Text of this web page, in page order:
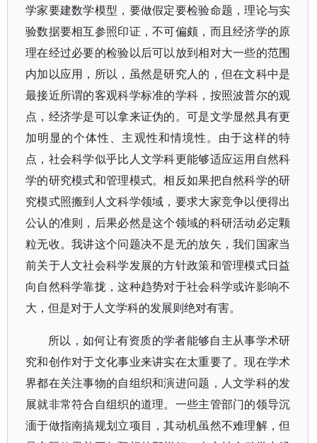
学家要建数学模型，要做假定要检验命题，理论与实
验数据要相互参照印证，不可偏颇，而且经济学的原
理在经过必要的检验以后可以放到相对大一些的范围
内加以应用，所以，虽然是研究人的，但在文科中是
最接近所谓的客观科学标准的学科，按照波普尔的观
点，经济学是可以拿来证伪的。可是文学显然具有更
加明显的个体性、主观性和情境性。由于这样的特
点，社会科学似乎比人文学科更能够适应运用自然科
学的研究模式和管理模式。相反如果把自然科学的研
究模式照搬到人文科学领域，要求大家竞争以便得出
公认的准则，后果必然是这个领域的科研活动必定颗
粒无收。我讲这个问题决不是无的放矢，我们国家当
前关于人文社会科学发展的方针政策和管理模式日益
向自然科学靠拢，这种趋势对于社会科学或许影响不
大，但是对于人文学科的发展则绝对有害。
所以，如何让有资质的学者能够自主从事学术研
究和创作对于文化事业来讲实在太重要了。现在学术
界都在关注事物的自组织和演进问题，人文学科的发
展就非常符合自组织的道理。一些主管部门的领导沉
湎于做指南搞规划立项目，其动机虽然不难理解，但